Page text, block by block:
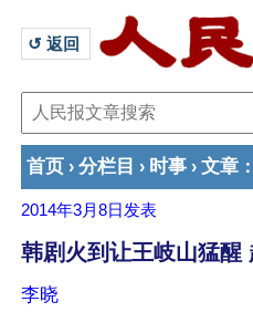
↺ 返回
首页 › 分栏目 › 时事 › 文章 ：
2014年3月8日 发表
韩剧火到让王岐山猛醒
李晓